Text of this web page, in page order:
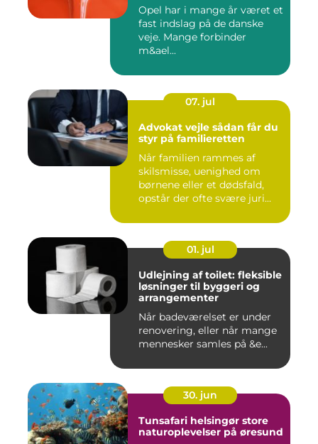
Opel har i mange år været et
fast indslag på de danske
veje. Mange forbinder
m&ael...
07. jul
Advokat vejle sådan får du
styr på familieretten
Når familien rammes af
skilsmisse, uenighed om
børnene eller et dødsfald,
opstår der ofte svære juri...
01. jul
Udlejning af toilet: fleksible
løsninger til byggeri og
arrangementer
Når badeværelset er under
renovering, eller når mange
mennesker samles på &e...
30. jun
Tunsafari helsingør store
naturoplevelser på øresund